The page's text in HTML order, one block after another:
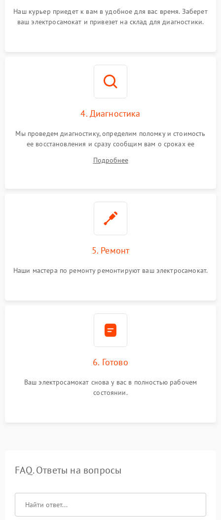
Наш курьер приедет к вам в удобное для вас время. Заберет
ваш электросамокат и привезет на склад для диагностики.
4. Диагностика
Мы проведем диагностику, определим поломку и стоимость
ее восстановления и сразу сообщим вам о сроках ее
Подробнее
5. Ремонт
Наши мастера по ремонту ремонтируют ваш электросамокат.
6. Готово
Ваш электросамокат снова у вас в полностью рабочем
состоянии.
FAQ. Ответы на вопросы